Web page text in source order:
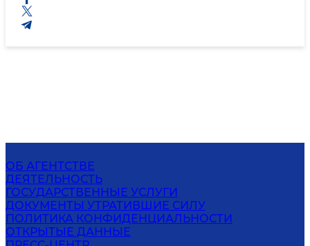
ОБ АГЕНТСТВЕ
ДЕЯТЕЛЬНОСТЬ
ГОСУДАРСТВЕННЫЕ УСЛУГИ
ДОКУМЕНТЫ УТРАТИВШИЕ СИЛУ
ПОЛИТИКА КОНФИДЕНЦИАЛЬНОСТИ
ОТКРЫТЫЕ ДАННЫЕ